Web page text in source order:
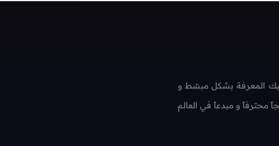
المعرفة بشكل مبسّط و
و مبدعاً في العالم